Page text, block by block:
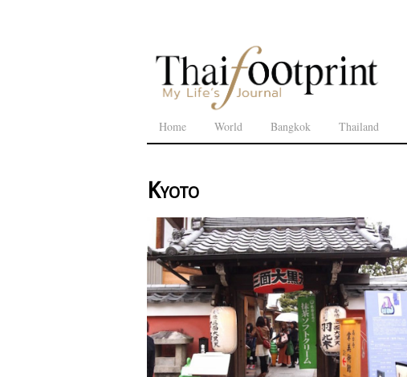
Home World Bangkok Thailand
Kyoto